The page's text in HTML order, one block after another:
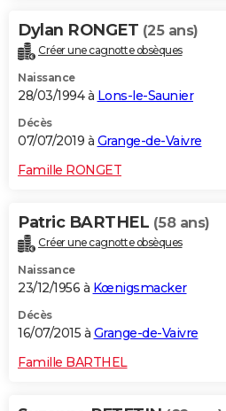
Dylan RONGET (25 ans)
Créer une cagnotte obsèques
Naissance
28/03/1994 à Lons-le-Saunier
Décès
07/07/2019 à Grange-de-Vaivre
Famille RONGET
Patric BARTHEL (58 ans)
Créer une cagnotte obsèques
Naissance
23/12/1956 à Kœnigsmacker
Décès
16/07/2015 à Grange-de-Vaivre
Famille BARTHEL